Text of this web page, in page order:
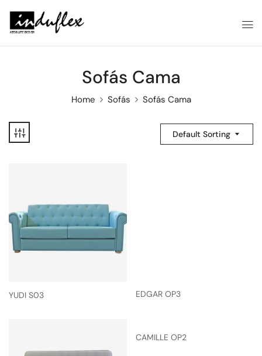
Sofás Cama
Home Sofás Sofás Cama
Default Sorting
YUDI S03 EDGAR OP3
CAMILLE OP2